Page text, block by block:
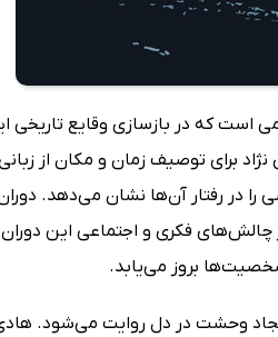
که در بازسازی وقایع تاریخی
برای توصیف زمان و مکان از
در رفتار آن‌ها نشان می‌دهد.
چالش‌های فکری و اجتماعی این
بروز می‌یابد.
وحشت در دل روایت می‌شود.